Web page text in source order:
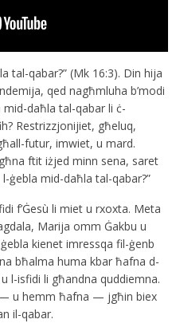
tal-qabar?” (Mk 16:3). Din hija
qed nagħmluha b’modi
daħla tal-qabar li ċ-
Restrizzjonijiet, għeluq,
futur, imwiet, u mard.
ftit iżjed minn sena, saret
ġebla mid-daħla tal-qabar?”
f’Ġesù li miet u rxoxta. Meta
Marija omm Ġakbu u
kienet imressqa fil-ġenb
bħalma huma kbar ħafna d-
l-isfidi li għandna quddiemna.
u hemm ħafna — jgħin biex
il-qabar.